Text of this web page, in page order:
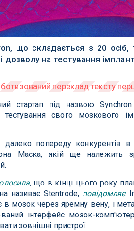
що складається з 20
на тестування
стартап під назвою
свого мозкового
далеко попереду конкурентів в
Маска, якій ще належить
, що в кінці цього року
називає Stentrode, повідомляє
в мозок через яремну вену, і
інтерфейс мозок-
зовнішні пристрої.